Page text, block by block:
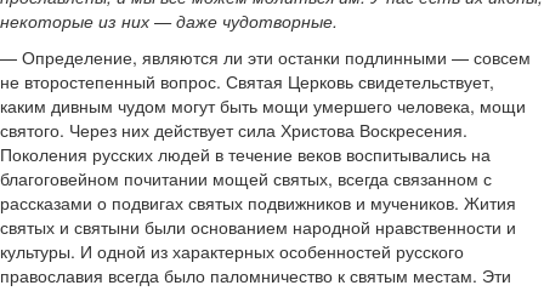
некоторые из них — даже чудотворные.
— Определение, являются ли эти останки подлинными — совсем
не второстепенный вопрос. Святая Церковь свидетельствует,
каким дивным чудом могут быть мощи умершего человека, мощи
святого. Через них действует сила Христова Воскресения.
Поколения русских людей в течение веков воспитывались на
благоговейном почитании мощей святых, всегда связанном с
рассказами о подвигах святых подвижников и мучеников. Жития
святых и святыни были основанием народной нравственности и
культуры. И одной из характерных особенностей русского
православия всегда было паломничество к святым местам. Эти